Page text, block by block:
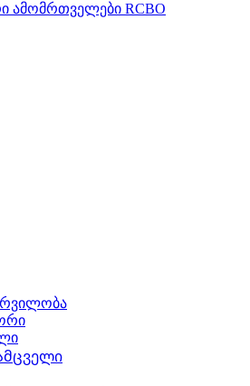
ამომრთველები RCBO